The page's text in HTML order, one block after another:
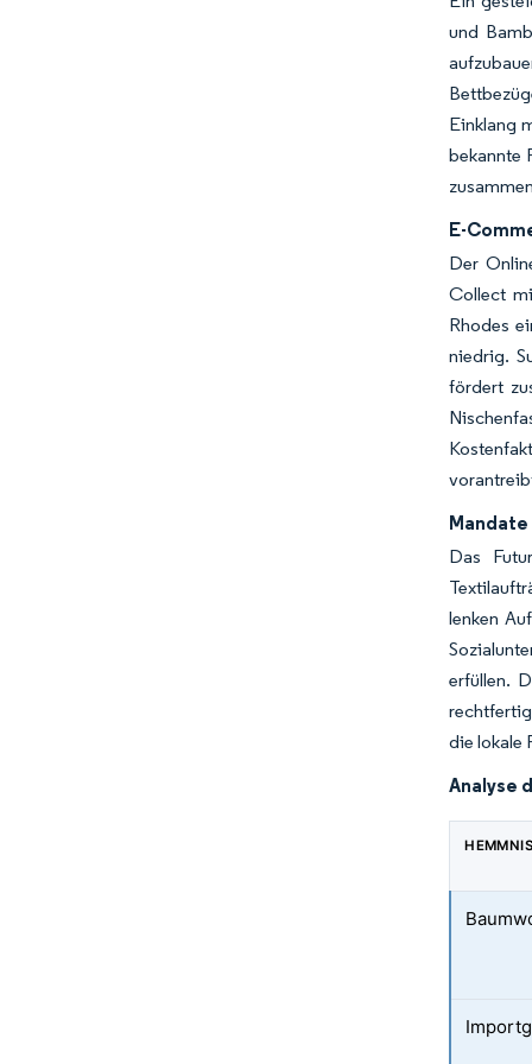
und
Einklang
bekannte
E-
Der
Collect
Rhodes
niedrig.
fördert
Das
lenken
erfüllen.
die lokale
Analyse